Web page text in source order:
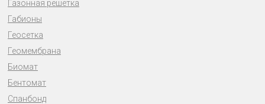
Газонная решетка
Габионы
Геосетка
Геомембрана
Биомат
Бентомат
Спанбонд